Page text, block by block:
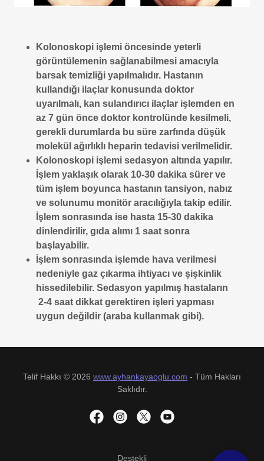
Kolonoskopi işlemi öncesinde yeterli
görüntülemenin sağlanabilmesi amacıyla
barsak temizliği yapılmalıdır. Hastanın
kullandığı ilaçlar konusunda doktor
uyarılmalı, kan sulandırıcı ilaçlar işlemden en
az 7 gün önce doktor kontrolünde kesilmeli,
gerekli durumlarda bu süre zarfında düşük
molekül ağırlıklı heparin tedavisi verilmelidir.
Kolonoskopi işlemi sedasyon altında yapılır.
İşlem yaklaşık olarak 10-30 dakika sürer ve
tüm işlem boyunca hastanın tansiyon, nabız
ve solunumu monitör aracılığıyla takip edilir.
İşlem sonrasında ise hasta 15-30 dakika
dinlendirilir, gıda alımı 1 saat sonra
başlayabilir.
İşlem sonrasında işlemde hava verilmesi
nedeniyle gaz çıkarma ihtiyacı ve şişkinlik
hissedilebilir. Sedasyon yapılmış hastaların
2-4 saat dikkat gerektiren işleri yapması
uygun değildir (araba kullanmak gibi).
Telif Hakkı © 2026 www.ayhankayaoglu.com - Tüm Hakları
Saklıdır.
Destekli